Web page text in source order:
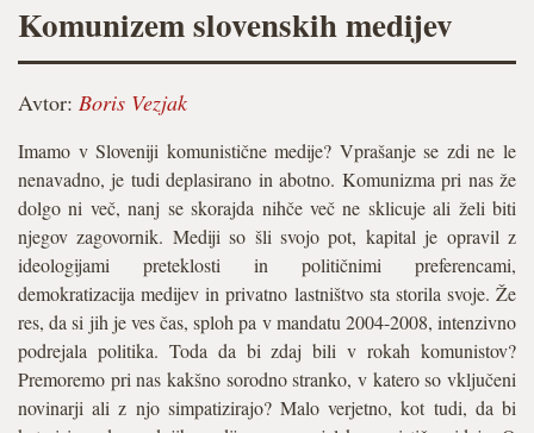
Komunizem slovenskih medijev
Avtor: Boris Vezjak
Imamo v Sloveniji komunistične medije? Vprašanje se zdi ne le
nenavadno, je tudi deplasirano in abotno. Komunizma pri nas že
dolgo ni več, nanj se skorajda nihče več ne sklicuje ali želi biti
njegov zagovornik. Mediji so šli svojo pot, kapital je opravil z
ideologijami preteklosti in političnimi preferencami,
demokratizacija medijev in privatno lastništvo sta storila svoje. Že
res, da si jih je ves čas, sploh pa v mandatu 2004-2008, intenzivno
podrejala politika. Toda da bi zdaj bili v rokah komunistov?
Premoremo pri nas kakšno sorodno stranko, v katero so vključeni
novinarji ali z njo simpatizirajo? Malo verjetno, kot tudi, da bi